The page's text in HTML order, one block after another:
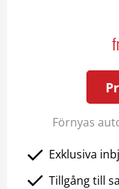
Förnyas
Exklusiva
Tillgång till